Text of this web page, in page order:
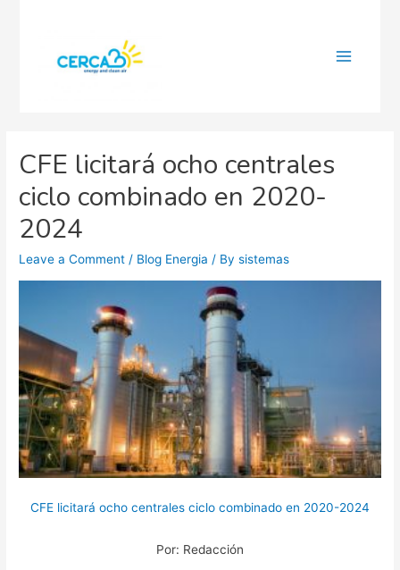
CFE licitará ocho centrales
ciclo combinado en 2020-
2024
Leave a Comment / Blog Energia / Bysistemas
CFE licitará ocho centrales ciclo combinado en 2020-2024
Por: Redacción